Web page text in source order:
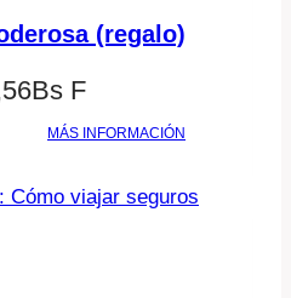
(regalo)
Bs F
MÁS INFORMACIÓN